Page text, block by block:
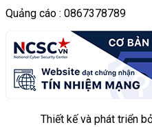
Quảng cáo : 0867378789
Thiết kế và phát triển